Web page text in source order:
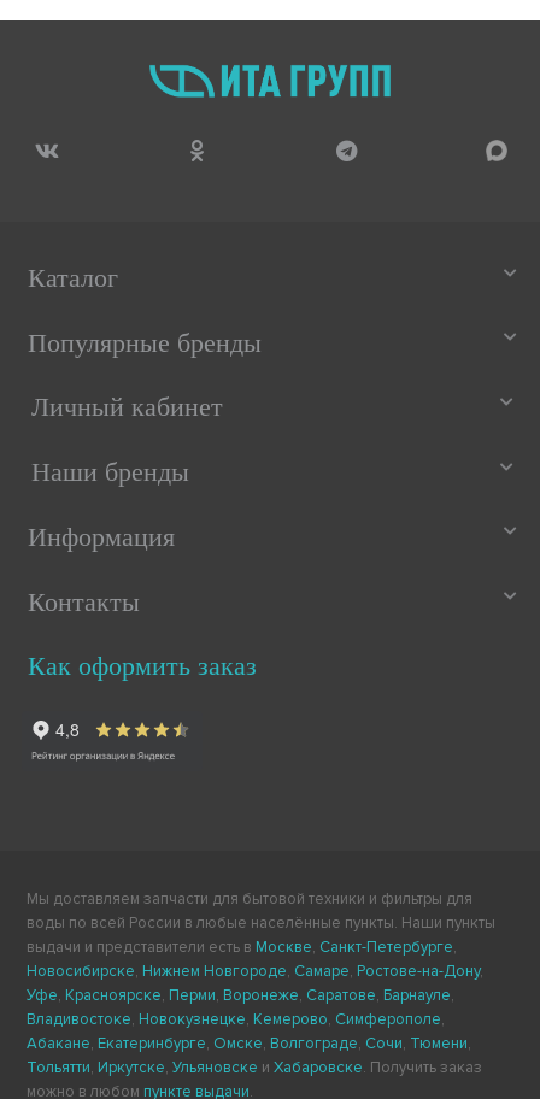
Каталог
Популярные бренды
Личный кабинет
Наши бренды
Информация
Контакты
Как оформить заказ
Мы доставляем запчасти для бытовой техники и фильтры для
воды по всей России в любые населённые пункты. Наши пункты
выдачи и представители есть в Москве, Санкт-Петербурге,
Новосибирске, Нижнем Новгороде, Самаре, Ростове-на-Дону,
Уфе, Красноярске, Перми, Воронеже, Саратове, Барнауле,
Владивостоке, Новокузнецке, Кемерово, Симферополе,
Абакане, Екатеринбурге, Омске, Волгограде, Сочи, Тюмени,
Тольятти, Иркутске,Ульяновске иХабаровске. Получить заказ
можно в любом пункте выдачи.